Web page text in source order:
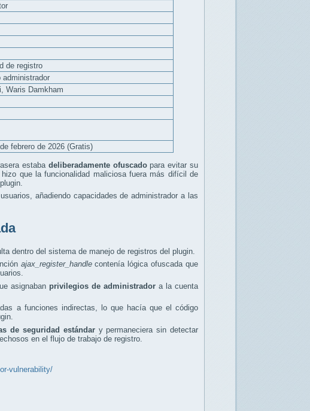
de registro
administrador
Waris Damkham
febrero de 2026 (Gratis)
estaba deliberadamente ofuscadopara evitar su
que la funcionalidad maliciosa fuera más difícil de
añadiendo capacidades de administrador a las
dentro del sistema de manejo de registros del plugin.
ajax_register_handlecontenía lógica ofuscada que
asignaban privilegios de administradora la cuenta
a funciones indirectas, lo que hacía que el código
de seguridad estándary permaneciera sin detectar
en el flujo de trabajo de registro.
vulnerability/